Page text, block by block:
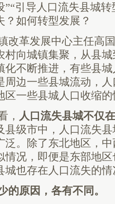
”“引导人口流失县城
？如何转型发展？
改革发展中心主任高
村向城镇集聚，从县
化不断推进，有些县
周边一些县城流动，
区一些县城人口收缩
， 人口流失县城不仅
县级市中，人口流失
泛。除了东北地区，
情况，即便是东部地
城也存在人口流失的情
的原因，各有不同。